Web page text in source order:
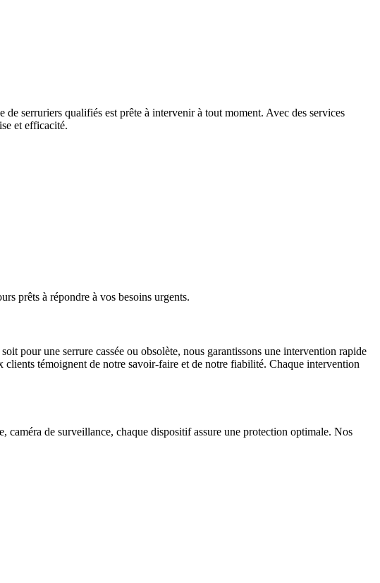
serruriers qualifiés est prête à intervenir à tout moment. Avec des services
et efficacité.
prêts à répondre à vos besoins urgents.
pour une serrure cassée ou obsolète, nous garantissons une intervention rapide
clients témoignent de notre savoir-faire et de notre fiabilité. Chaque intervention
caméra de surveillance, chaque dispositif assure une protection optimale. Nos